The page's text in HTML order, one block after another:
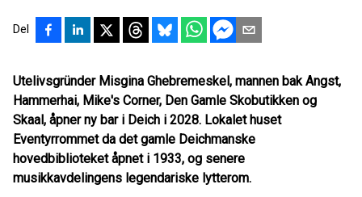
Del
Utelivsgründer Misgina Ghebremeskel, mannen bak Angst,
Hammerhai, Mike's Corner, Den Gamle Skobutikken og
Skaal, åpner ny bar i Deich i 2028. Lokalet huset
Eventyrrommet da det gamle Deichmanske
hovedbiblioteket åpnet i 1933, og senere
musikkavdelingens legendariske lytterom.